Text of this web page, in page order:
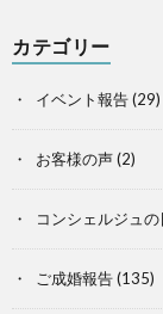
カテゴリー
イベント報告(29)
お客様の声(2)
コンシェルジュの
ご成婚報告(135)